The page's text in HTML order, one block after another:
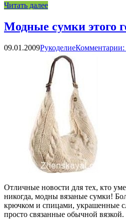
Читать далее
Модные сумки этого
09.01.2009РукоделиеКомментарии:
Отличные новости для тех, кто
никогда, модны вязаные сумки!
крючком и спицами, украшенные
просто связанные обычной вязкой.